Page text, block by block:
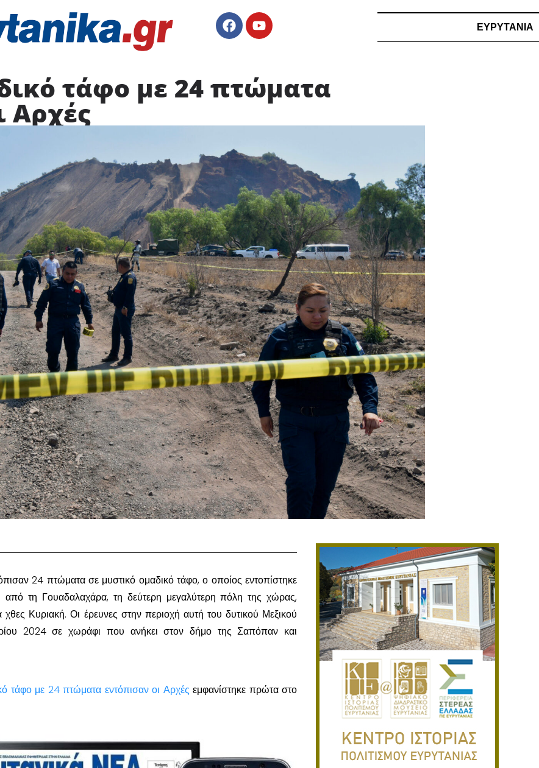
ΕΥΡΥΤΑΝΙΑ
τάφο με 24 πτώματα
Αρχές
24 πτώματα σε μυστικό ομαδικό τάφο, ο οποίος εντοπίστηκε
από τη Γουαδαλαχάρα, τη δεύτερη μεγαλύτερη πόλη της χώρας,
χθες Κυριακή. Οι έρευνες στην περιοχή αυτή του δυτικού Μεξικού
2024 σε χωράφι που ανήκει στον δήμο της Σαπόπαν και
τάφο με 24 πτώματα εντόπισαν οι Αρχές εμφανίστηκε πρώτα στο